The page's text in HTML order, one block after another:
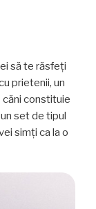
să te răsfeţi
prietenii, un
căni constituie
set de tipul
simţi ca la o